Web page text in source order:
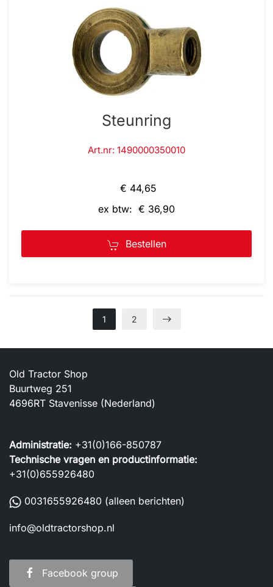
Steunring
Art.nr: 1490000350010
€ 44,65
ex btw: € 36,90
Bestellen
1 2
Old Tractor Shop
Buurtweg 251
4696RT Stavenisse (Nederland)
Administratie: +31(0)166-850787
Technische vragen en productinformatie:
+31(0)655926480
0031655926480 (alleen berichten)
info@oldtractorshop.nl
Facebook group